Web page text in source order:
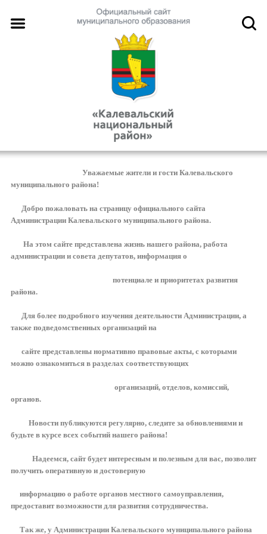
Уважаемые жители и гости Калевальского
муниципального района!
Добро пожаловать на страницу официального сайта
Администрации Калевальского муниципального района.
На этом сайте представлена жизнь нашего района, работа
администрации и совета депутатов, информация о
потенциале и приоритетах развития
района.
Для более подробного изучения деятельности Администрации, а
также подведомственных организаций на
сайте представлены нормативно правовые акты, с которыми
можно ознакомиться в разделах соответствующих
организаций, отделов, комиссий,
органов.
Новости публикуются регулярно, следите за обновлениями и
будьте в курсе всех событий нашего района!
Надеемся, сайт будет интересным и полезным для вас, позволит
получить оперативную и достоверную
информацию о работе органов местного самоуправления,
предоставит возможности для развития сотрудничества.
Так же, у Администрации Калевальского муниципального района